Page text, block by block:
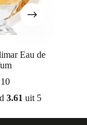
Eau de
3.61 uit 5